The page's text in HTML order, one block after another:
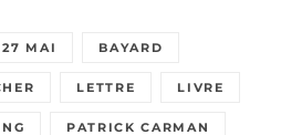
27 MAI BAYARD
LETTRE LIVRE
PATRICK CARMAN